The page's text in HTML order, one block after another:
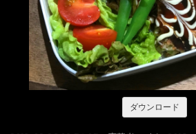
ダウンロード